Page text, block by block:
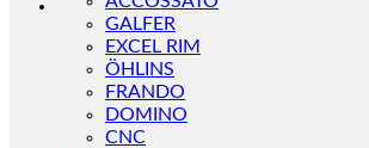
GALFER
EXCEL RIM
ÖHLINS
FRANDO
DOMINO
CNC